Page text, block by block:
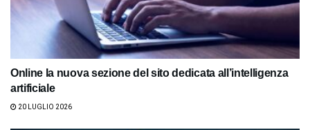
Online la nuova sezione del sito dedicata all’intelligenza
artificiale
20 LUGLIO 2026